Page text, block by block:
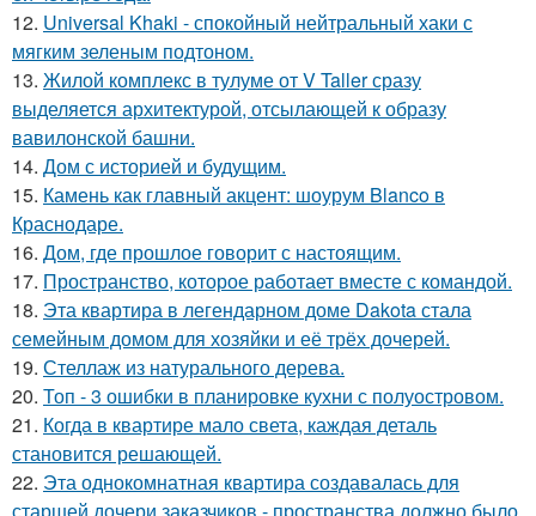
12. Universal Khaki - спокойный нейтральный хаки с
мягким зеленым подтоном.
13. Жилой комплекс в тулуме от V Taller сразу
выделяется архитектурой, отсылающей к образу
вавилонской башни.
14. Дом с историей и будущим.
15. Камень как главный акцент: шоурум Blanco в
Краснодаре.
16. Дом, где прошлое говорит с настоящим.
17. Пространство, которое работает вместе с командой.
18. Эта квартира в легендарном доме Dakota стала
семейным домом для хозяйки и её трёх дочерей.
19. Стеллаж из натурального дерева.
20. Топ - 3 ошибки в планировке кухни с полуостровом.
21. Когда в квартире мало света, каждая деталь
становится решающей.
22. Эта однокомнатная квартира создавалась для
старшей дочери заказчиков - пространства должно было